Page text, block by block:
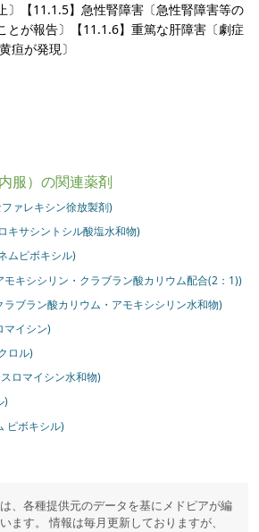
〕【11.1.5】急性腎障害〔急性腎障害等の
とが報告〕【11.1.6】重篤な肝障害〔劇症
疸が発現〕
服）の関連薬剤
ァレキシン徐放製剤)
キサシントシル酸塩水和物)
ムピボキシル)
モキシシリン・クラブラン酸カリウム配合(2：1))
ラブラン酸カリウム・アモキシシリン水和物)
マイシン)
ロル)
ロマイシン水和物)
)
ピボキシル)
、各種提供元のデータを基にメドピアが編
ます。 情報は毎月更新しておりますが、